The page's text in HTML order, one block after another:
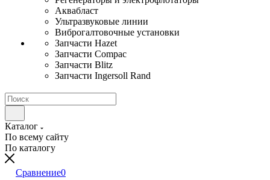
Аквабласт
Ультразвуковые линии
Виброгалтовочные установки
Запчасти Hazet
Запчасти Compac
Запчасти Blitz
Запчасти Ingersoll Rand
Каталог
По всему сайту
По каталогу
Сравнение0